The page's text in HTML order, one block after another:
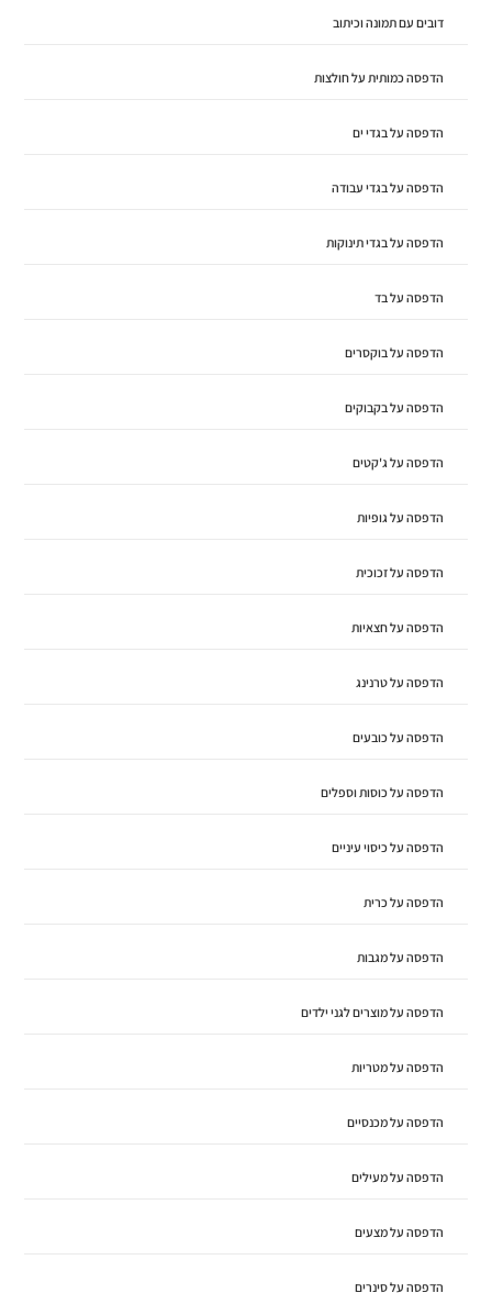
דובים עם תמונה וכיתוב
הדפסה כמותית על חולצות
הדפסה על בגדי ים
הדפסה על בגדי עבודה
הדפסה על בגדי תינוקות
הדפסה על בד
הדפסה על בוקסרים
הדפסה על בקבוקים
הדפסה על ג'קטים
הדפסה על גופיות
הדפסה על זכוכית
הדפסה על חצאיות
הדפסה על טרנינג
הדפסה על כובעים
הדפסה על כוסות וספלים
הדפסה על כיסוי עיניים
הדפסה על כרית
הדפסה על מגבות
הדפסה על מוצרים לגני ילדים
הדפסה על מטריות
הדפסה על מכנסיים
הדפסה על מעילים
הדפסה על מצעים
הדפסה על סינרים